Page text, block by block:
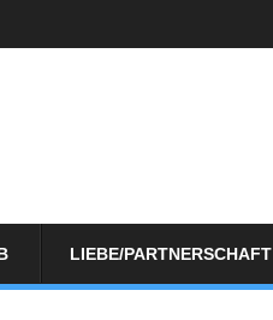
LIEBE/PARTNERSCHAFT